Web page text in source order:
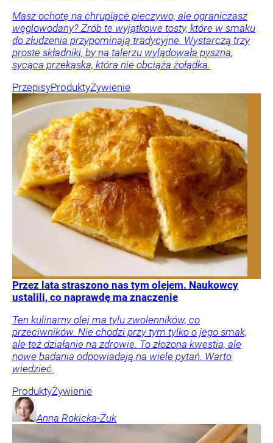
Masz ochotę na chrupiące pieczywo, ale ograniczasz
węglowodany? Zrób te wyjątkowe tosty, które w smaku
do złudzenia przypominają tradycyjne. Wystarczą trzy
proste składniki, by na talerzu wylądowała pyszna,
sycąca przekąska, która nie obciąża żołądka.
PrzepisyProduktyŻywienie
Przez lata straszono nas tym olejem. Naukowcy
ustalili, co naprawdę ma znaczenie
Ten kulinarny olej ma tylu zwolenników, co
przeciwników. Nie chodzi przy tym tylko o jego smak,
ale też działanie na zdrowie. To złożona kwestia, ale
nowe badania odpowiadają na wiele pytań. Warto
wiedzieć.
ProduktyŻywienie
Anna Rokicka-Żuk